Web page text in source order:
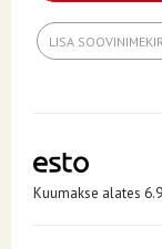
LISA
Kuumakse alates